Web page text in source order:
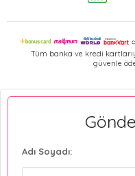
Tüm banka ve kredi
güvenle
Adı Soyadı: